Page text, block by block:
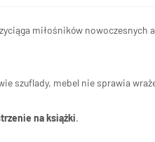
miłośników nowoczesnych
szuflady, mebel nie sprawia
na książki.